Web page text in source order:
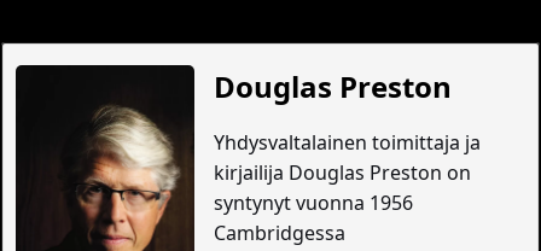
Douglas Preston
Yhdysvaltalainen toimittaja ja
kirjailija Douglas Preston on
syntynyt vuonna 1956
Cambridgessa